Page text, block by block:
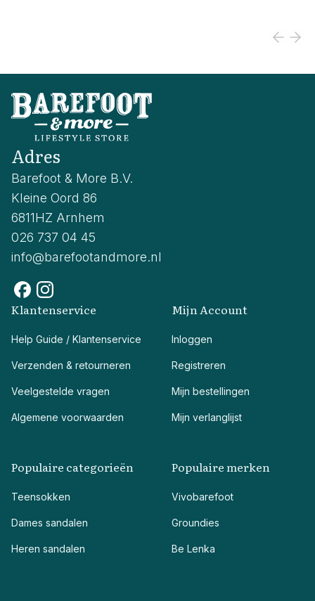
Adres
Barefoot & More B.V.
Kleine Oord 86
6811HZ Arnhem
026 737 04 45
info@barefootandmore.nl
Klantenservice
Help Guide / Klantenservice
Verzenden & retourneren
Veelgestelde vragen
Algemene voorwaarden
Mijn Account
Inloggen
Registreren
Mijn bestellingen
Mijn verlanglijst
Populaire categorieën
Teensokken
Dames sandalen
Heren sandalen
Populaire merken
Vivobarefoot
Groundies
Be Lenka